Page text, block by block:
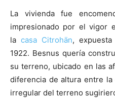
La vivienda fue
impresionado por el vigor
lacasa Citrohän,
1922. Besnus quería
su terreno, ubicado en las
diferencia de altura entre
irregular del terreno